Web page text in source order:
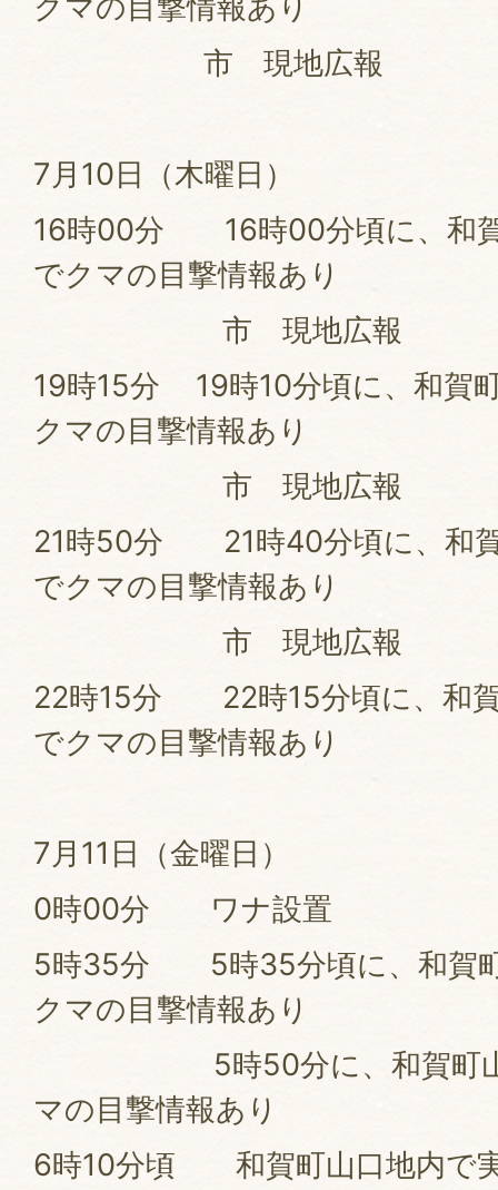
市 現地広報
7月10日（木曜日）
16時00分 16時00分頃に、和
でクマの目撃情報あり
市 現地広報
19時15分 19時10分頃に、和賀
クマの目撃情報あり
市 現地広報
21時50分 21時40分頃に、和
でクマの目撃情報あり
市 現地広報
22時15分 22時15分頃に、和賀
でクマの目撃情報あり
7月11日（金曜日）
0時00分 ワナ設置
5時35分 5時35分頃に、和賀
クマの目撃情報あり
5時50分に、和賀町山口
マの目撃情報あり
6時10分頃 和賀町山口地内で